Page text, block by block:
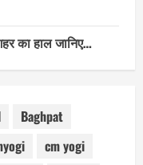
का हाल जानिए…
Baghpat
cm yogi